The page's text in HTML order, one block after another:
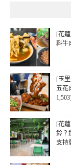
[花
料牛
[玉
五花
[花
鈴？
支持